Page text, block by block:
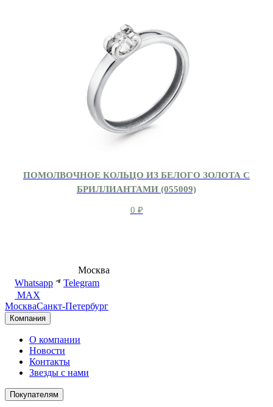
ПОМОЛВОЧНОЕ КОЛЬЦО ИЗ БЕЛОГО ЗОЛОТА С
БРИЛЛИАНТАМИ (055009)
0 ₽
Москва
Whatsapp
Telegram
MAX
МоскваСанкт-Петербург
Компания
О компании
Новости
Контакты
Звезды с нами
Покупателям